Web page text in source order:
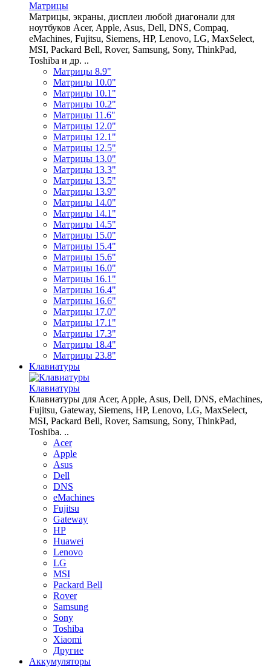
Матрицы
Матрицы, экраны, дисплеи любой диагонали для
ноутбуков Acer, Apple, Asus, Dell, DNS, Compaq,
eMachines, Fujitsu, Siemens, HP, Lenovo, LG, MaxSelect,
MSI, Packard Bell, Rover, Samsung, Sony, ThinkPad,
Toshiba и др. ..
Матрицы 8.9"
Матрицы 10.0"
Матрицы 10.1"
Матрицы 10.2"
Матрицы 11.6"
Матрицы 12.0"
Матрицы 12.1"
Матрицы 12.5"
Матрицы 13.0"
Матрицы 13.3"
Матрицы 13.5"
Матрицы 13.9"
Матрицы 14.0"
Матрицы 14.1"
Матрицы 14.5"
Матрицы 15.0"
Матрицы 15.4"
Матрицы 15.6"
Матрицы 16.0"
Матрицы 16.1"
Матрицы 16.4"
Матрицы 16.6"
Матрицы 17.0"
Матрицы 17.1"
Матрицы 17.3"
Матрицы 18.4"
Матрицы 23.8"
Клавиатуры
Клавиатуры
Клавиатуры для Acer, Apple, Asus, Dell, DNS, eMachines,
Fujitsu, Gateway, Siemens, HP, Lenovo, LG, MaxSelect,
MSI, Packard Bell, Rover, Samsung, Sony, ThinkPad,
Toshiba. ..
Acer
Apple
Asus
Dell
DNS
eMachines
Fujitsu
Gateway
HP
Huawei
Lenovo
LG
MSI
Packard Bell
Rover
Samsung
Sony
Toshiba
Xiaomi
Другие
Аккумуляторы